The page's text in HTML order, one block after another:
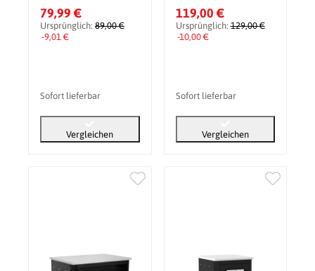
Behältern inkl.
Deckel
79,99 €
Ursprünglich: 89,00 €
-9,01 €
Sofort lieferbar
Vergleichen
(490541)
119,00 €
Ursprünglich:129,00 €
-10,00 €
Sofort lieferbar
Vergleichen